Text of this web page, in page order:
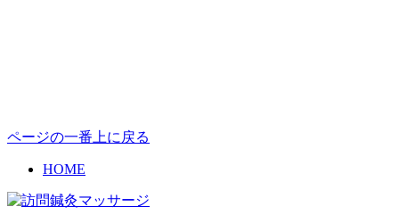
ページの一番上に戻る
HOME